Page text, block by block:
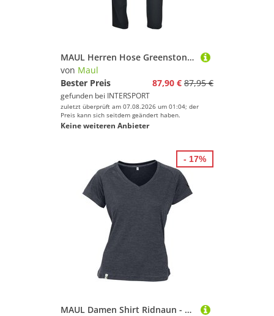
MAUL Herren Hose Greenstone XT
von Maul
Bester Preis
87,90 € 87,95 €
gefunden bei INTERSPORT
zuletzt überprüft am 07.08.2026 um 01:04; der
Preis kann sich seitdem geändert haben.
Keine weiteren Anbieter
MAUL Damen Shirt Ridnaun - 1/2 T-Shirt+Print
- 17%